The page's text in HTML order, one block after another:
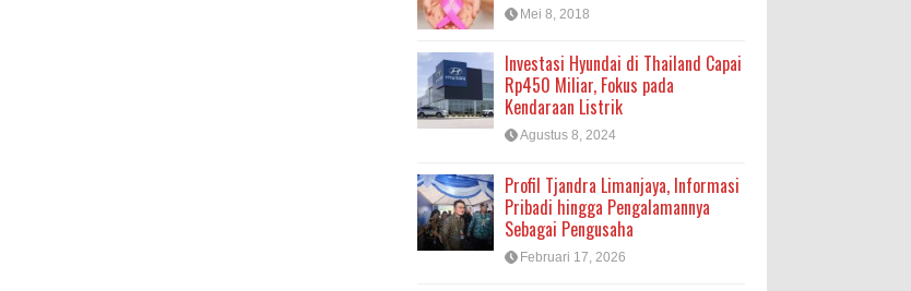
Mei 8, 2018
Investasi Hyundai di Thailand Capai
Rp450 Miliar, Fokus pada
Kendaraan Listrik
Agustus 8, 2024
Profil Tjandra Limanjaya, Informasi
Pribadi hingga Pengalamannya
Sebagai Pengusaha
Februari 17, 2026